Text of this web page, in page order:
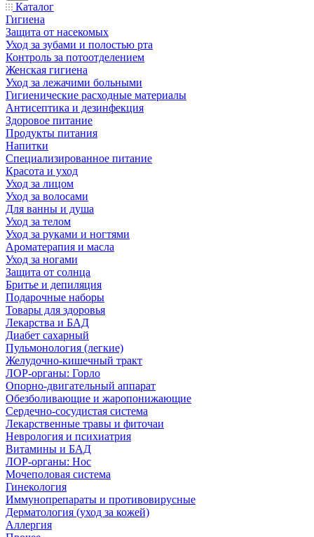
Каталог
Гигиена
Защита от насекомых
Уход за зубами и полостью рта
Контроль за потоотделением
Женская гигиена
Уход за лежачими больными
Гигиенические расходные материалы
Антисептика и дезинфекция
Здоровое питание
Продукты питания
Напитки
Специализированное питание
Красота и уход
Уход за лицом
Уход за волосами
Для ванны и душа
Уход за телом
Уход за руками и ногтями
Ароматерапия и масла
Уход за ногами
Защита от солнца
Бритье и депиляция
Подарочные наборы
Товары для здоровья
Лекарства и БАД
Диабет сахарный
Пульмонология (легкие)
Желудочно-кишечный тракт
ЛОР-органы: Горло
Опорно-двигательный аппарат
Обезболивающие и жаропонижающие
Сердечно-сосудистая система
Лекарственные травы и фиточаи
Неврология и психиатрия
Витамины и БАД
ЛОР-органы: Нос
Мочеполовая система
Гинекология
Иммунопрепараты и противовирусные
Дерматология (уход за кожей)
Аллергия